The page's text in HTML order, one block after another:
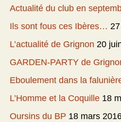
Actualité du club en
Ils sont fous ces Ibères…
L’actualité de Grignon 20
GARDEN-PARTY de
Eboulement dans la
L’Homme et la Coquille 18
Oursins du BP 18 mars